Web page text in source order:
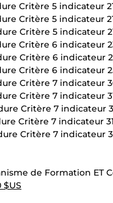
Critère 5 indicateur
Critère 5 indicateur
Critère 5 indicateur
Critère 6 indicateur
Critère 6 indicateur
Critère 6 indicateur
Critère 7 indicateur
Critère 7 indicateur
Critère 7 indicateur
Critère 7 indicateur
Critère 7 indicateur
de Formation ET
$US